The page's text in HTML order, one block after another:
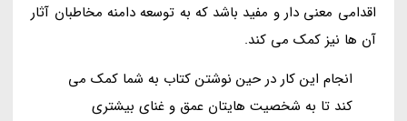
اقدامی معنی دار و مفید باشد که به توسعه دامنه مخاطبان آثار
آن ها نیز کمک می کند.
انجام این کار در حین نوشتن کتاب به شما کمک می
کند تا به شخصیت هایتان عمق و غنای بیشتری